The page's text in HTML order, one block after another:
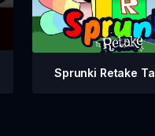
Sprunki Retake